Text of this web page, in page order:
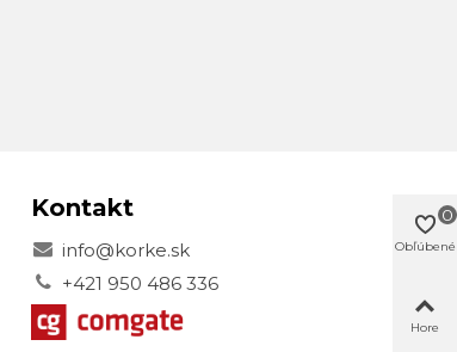
Kontakt
info@korke.sk
+421 950 486 336
Obľúbené
0
Hore